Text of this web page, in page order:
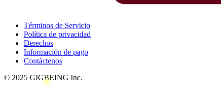
Términos de Servicio
Política de privacidad
Derechos
Información de pago
Contáctenos
© 2025 GIGBEING Inc.